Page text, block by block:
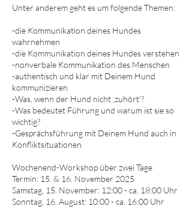
Unter anderem geht es um folgende Themen:
-die Kommunikation deines Hundes
wahrnehmen
-die Kommunikation deines Hundes verstehen
-nonverbale Kommunikation des Menschen
-authentisch und klar mit Deinem Hund
kommunizieren
-Was, wenn der Hund nicht ‚zuhört‘?
-Was bedeutet Führung und warum ist sie so
wichtig?
-Gesprächsführung mit Deinem Hund auch in
Konfliktsituationen
Wochenend-Workshop über zwei Tage
Termin: 15. & 16. November 2025
Samstag, 15. November: 12:00 - ca. 18:00 Uhr
Sonntag, 16. August: 10:00 - ca. 16:00 Uhr